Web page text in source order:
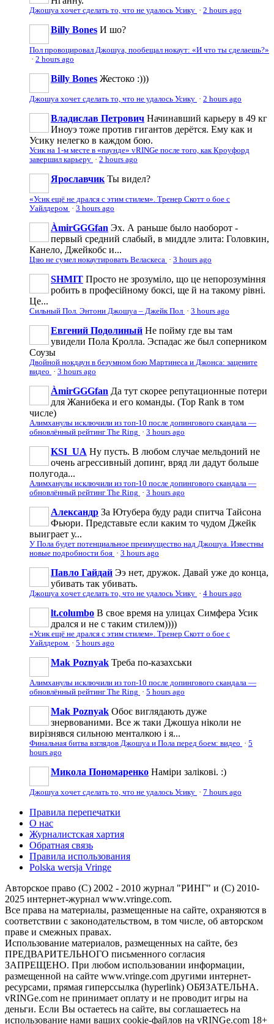
Джошуа хочет сделать то, что не удалось Усику · 2 hours ago
Billy Bones И шо?
Пол провоцировал Джошуа, пообещал нокаут: «И что ты сделаешь?»
· 2 hours ago
Billy Bones Жестоко :)))
Джошуа хочет сделать то, что не удалось Усику · 2 hours ago
Владислав Петрович Начинавший карьеру в 49 кг
Иноуэ тоже против гигантов дерётся. Ему как и
Усику нелегко в каждом бою.
Усик на 1-м месте в «паунде» vRINGe после того, как Кроуфорд
завершил карьеру · 2 hours ago
Ярославчик Ты видел?
«Усик ещё не дрался с этим стилем». Тренер Скотт о бое с
Уайлдером · 3 hours ago
ÀmirGGGfan Эх. А раньше было наоборот -
первый средний слабый, в миддле элита: Головкин,
Канело, Джейкобс и...
Цзю не сумел нокаутировать Веласкеса · 3 hours ago
SHMIT Просто не зрозуміло, що це непорозуміння
робить в професійному боксі, ще й на такому рівні.
Це...
Сильный Пол. Энтони Джошуа – Джейк Пол · 3 hours ago
Евгений Подолиный Не пойму где вы там
увидели Пола Кролла. Эспадас же был соперником
Соузы
Двойной нокдаун в безумном бою Мартинеса и Джонса: зацените
видео · 3 hours ago
ÀmirGGGfan Да тут скорее репутационные потери
для Жанибека и его команды. (Top Rank в том
числе)
Алимханулы исключили из топ-10 после допингового скандала —
обновлённый рейтинг The Ring · 3 hours ago
KSI_UA Ну пусть. В любом случае мельдоний не
очень агрессивньій допинг, вряд ли дадут больше
полугода...
Алимханулы исключили из топ-10 после допингового скандала —
обновлённый рейтинг The Ring · 3 hours ago
Александр За Ютубера буду ради спитча Тайсона
Фьюри. Представьте если каким то чудом Джейк
выиграет у...
У Пола будет потенциальное преимущество над Джошуа. Известны
новые подробности боя · 3 hours ago
Павло Гайдай Ээ нет, дружок. Давай уже до конца,
убивать так убивать.
Джошуа хочет сделать то, что не удалось Усику · 4 hours ago
lt.columbo В свое время на улицах Симфера Усик
дрался и не с таким стилем))))
«Усик ещё не дрался с этим стилем». Тренер Скотт о бое с
Уайлдером · 5 hours ago
Mak Poznyak Треба по-казахськи
Алимханулы исключили из топ-10 после допингового скандала —
обновлённый рейтинг The Ring · 5 hours ago
Mak Poznyak Обоє виглядають дуже
знервованими. Все ж таки Джошуа ніколи не
вирізнявся сильною менталкою і я...
Финальная битва взглядов Джошуа и Пола перед боем: видео · 5
hours ago
Микола Пономаренко Наміри залікові. :)
Джошуа хочет сделать то, что не удалось Усику · 7 hours ago
Правила перепечатки
О нас
Журналистская хартия
Обратная связь
Правила использования
Polska wersja Vringe
Авторское право (С) 2002 - 2010 журнал "РИНГ" и (С) 2010-
2025 интернет-журнал www.vringe.com.
Все права на материалы, размещенные на сайте, охраняются в
соответствии с законодательством, в том числе, об авторском
праве и смежных правах.
Использование материалов, размещенных на сайте, без
ПРЕДВАРИТЕЛЬНОГО письменного согласия
ЗАПРЕЩЕНО. При любом использовании информации,
размещенной на сайте www.vringe.com другими интернет-
ресурсами, прямая гиперссылка (hyperlink) ОБЯЗАТЕЛЬНА.
vRINGe.com не принимает оплату и не проводит игры на
деньги. Если Вы остаетесь на сайте, вы соглашаетесь на
использование нами ваших cookie-файлов на vRINGe.com 18+